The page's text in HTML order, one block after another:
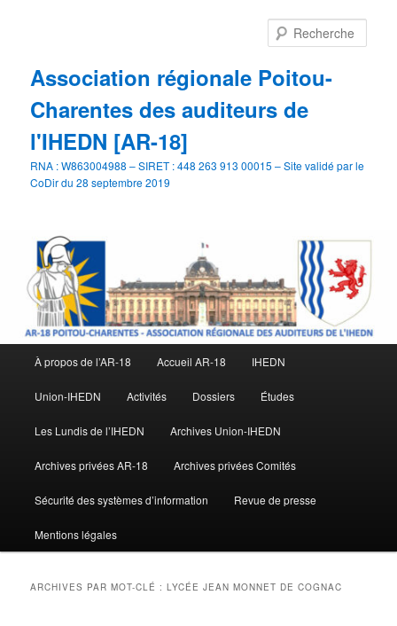
Association régionale Poitou-
Charentes des auditeurs de
l'IHEDN [AR-18]
RNA : W863004988 – SIRET : 448 263 913 00015 – Site validé par le
CoDir du 28 septembre 2019
principal
À propos de l’AR-18 Accueil AR-18 IHEDN
Union-IHEDN Activités Dossiers Études
Les Lundis de l’IHEDN Archives Union-IHEDN
Archives privées AR-18 Archives privées Comités
Sécurité des systèmes d’information Revue de presse
Mentions légales
ARCHIVES PAR MOT-CLÉ :LYCÉE JEAN MONNET DE COGNAC